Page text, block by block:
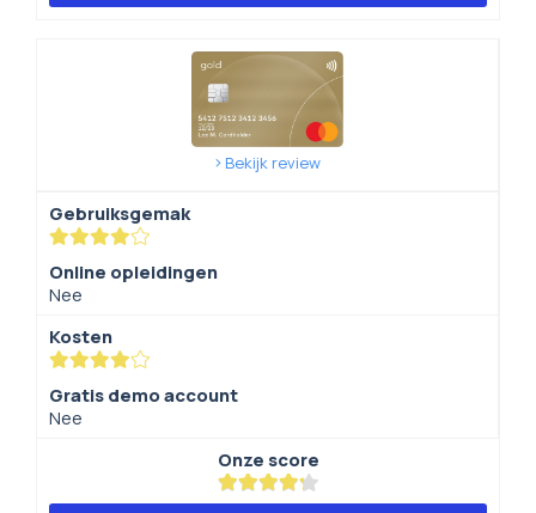
Bekijk review
Gebruiksgemak
Online opleidingen
Nee
Kosten
Gratis demo account
Nee
Onze score